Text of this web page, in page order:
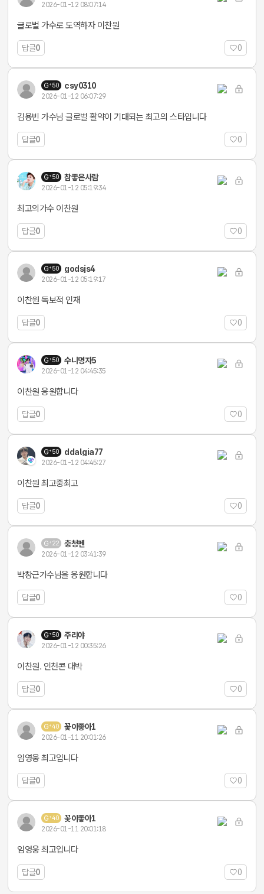
2026-01-12 08:07:14
글로벌 가수로 도역하자 이찬원
답글0 0
50 csy0310
2026-01-12 06:07:29
김용빈 가수님 글로벌 활약이 기대되는 최고의 스타입니다
답글0 0
50 참좋은사람
2026-01-12 05:19:34
최고의가수 이찬원
답글0 0
50 godsjs4
2026-01-12 05:19:17
이찬원 독보적 인재
답글0 0
50 수니명자5
2026-01-12 04:45:35
이찬원 응원합니다
답글0 0
50 ddalgia77
2026-01-12 04:45:27
이찬원 최고중최고
답글0 0
22 충청펜
2026-01-12 03:41:39
박창근가수님을 응원합니다
답글0 0
50 주리야
2026-01-12 00:35:26
이찬원. 인천콘 대박
답글0 0
40 꽃이좋아1
2026-01-11 20:01:26
임영웅 최고입니다
답글0 0
40 꽃이좋아1
2026-01-11 20:01:18
임영웅 최고입니다
답글0 0